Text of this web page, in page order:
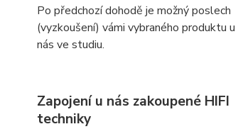
Po předchozí dohodě je možný poslech
(vyzkoušení) vámi vybraného produktu u
nás ve studiu.
Zapojení u nás zakoupené HIFI
techniky